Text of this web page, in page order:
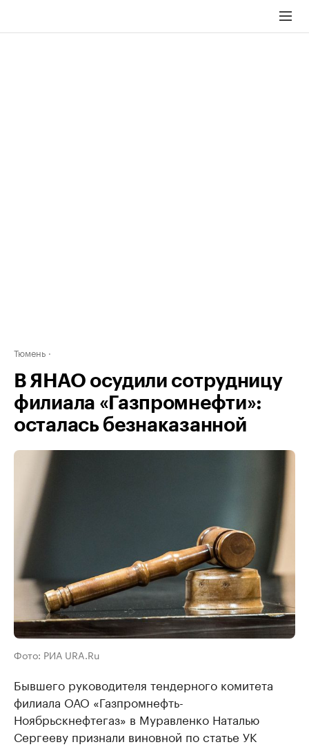
Тюмень
В ЯНАО осудили сотрудницу
филиала «Газпромнефти»:
осталась безнаказанной
Фото: РИА URA.Ru
Бывшего руководителя тендерного комитета
филиала ОАО «Газпромнефть-
Ноябрьскнефтегаз» в Муравленко Наталью
Сергееву признали виновной по статье УК